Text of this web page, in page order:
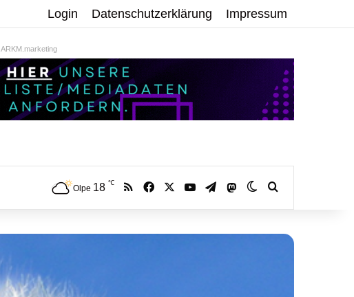
Login Datenschutzerklärung Impressum
ARKM.marketing
Olpe 18 ℃ RSS Facebook YouTubeTelegramMastodonSkin umschalten